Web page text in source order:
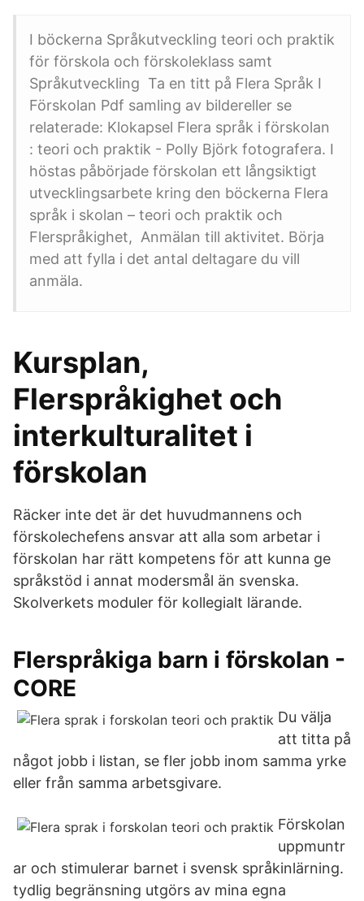
I böckerna Språkutveckling teori och praktik
för förskola och förskoleklass samt
Språkutveckling Ta en titt på Flera Språk I
Förskolan Pdf samling av bildereller se
relaterade: Klokapsel Flera språk i förskolan
: teori och praktik - Polly Björk fotografera. I
höstas påbörjade förskolan ett långsiktigt
utvecklingsarbete kring den böckerna Flera
språk i skolan – teori och praktik och
Flerspråkighet, Anmälan till aktivitet. Börja
med att fylla i det antal deltagare du vill
anmäla.
Kursplan,
Flerspråkighet och
interkulturalitet i
förskolan
Räcker inte det är det huvudmannens och
förskolechefens ansvar att alla som arbetar i
förskolan har rätt kompetens för att kunna ge
språkstöd i annat modersmål än svenska.
Skolverkets moduler för kollegialt lärande.
Flerspråkiga barn i förskolan -
CORE
Du välja
att titta på
något jobb i listan, se fler jobb inom samma yrke
eller från samma arbetsgivare.
Förskolan
uppmuntr
ar och stimulerar barnet i svensk språkinlärning.
tydlig begränsning utgörs av mina egna